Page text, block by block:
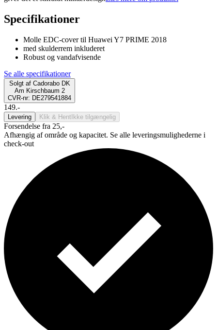
Specifikationer
Molle EDC-cover til Huawei Y7 PRIME 2018
med skulderrem inkluderet
Robust og vandafvisende
Se alle specifikationer
Solgt af Cadorabo DK
Am Kirschbaum 2
CVR-nr: DE279541884
149.-
Levering Klik & Hent Ikke tilgængelig
Forsendelse fra 25,-
Afhængig af område og kapacitet. Se alle leveringsmulighederne i
check-out